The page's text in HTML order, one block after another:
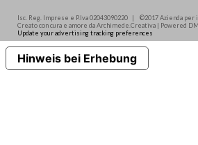
Isc. Reg. Imprese e P.Iva 02043090220 | ©2017 Azienda per il
Creato con cura e amore da Archimede.Creativa | Powered
Update your advertising tracking preferences
Hinweis bei Erhebung